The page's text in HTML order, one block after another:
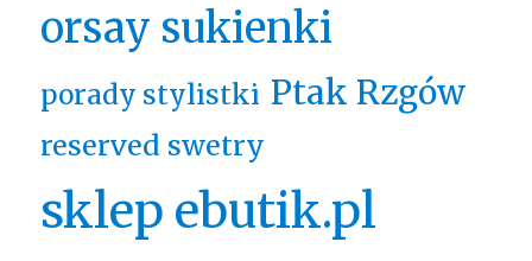
orsay sukienki
porady stylistki Ptak Rzgów
reserved swetry
sklep ebutik.pl